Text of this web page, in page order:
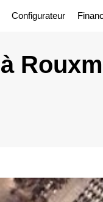
Configurateur